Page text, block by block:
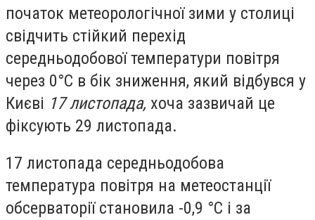
початок метеорологічної зими у столиці
свідчить стійкий перехід
середньодобової температури повітря
через 0°С в бік зниження, який відбувся у
Києві 17 листопада, хоча зазвичай це
фіксують 29 листопада.
17 листопада середньодобова
температура повітря на метеостанції
обсерваторії становила -0,9 °С і за